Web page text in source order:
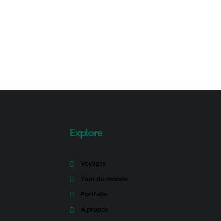
Explore
Voyages
Tour du monde
Portfolio
A propos